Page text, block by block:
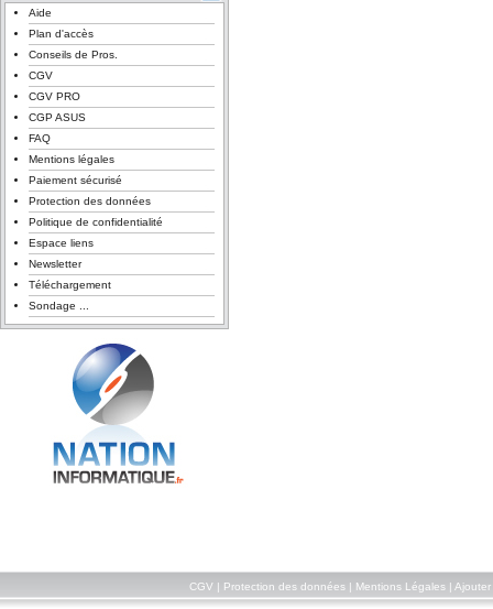
Aide
Plan d'accès
Conseils de Pros.
CGV
CGV PRO
CGP ASUS
FAQ
Mentions légales
Paiement sécurisé
Protection des données
Politique de confidentialité
Espace liens
Newsletter
Téléchargement
Sondage ...
CGV Protection des données| Mentions Légales| Ajouter